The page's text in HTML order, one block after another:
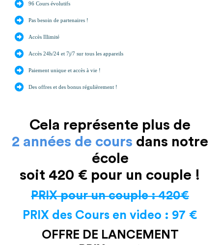
96 Cours évolutifs
Pas besoin de partenaires !
Accès Illimité
Accès 24h/24 et 7j/7 sur tous les appareils
Paiement unique et accès à vie !
Des offres et des bonus régulièrement !
Cela représente plus de
2 années de cours dans notre
école
soit 420 € pour un couple !
PRIX pour un couple : 420€
PRIX des Cours en video : 97 €
OFFRE DE LANCEMENT